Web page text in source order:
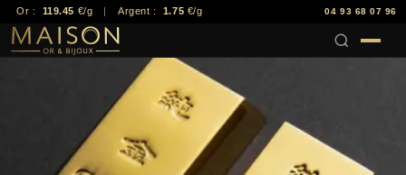
Or : 119.45 €/g | Argent : 1.75 €/g 04 93 68 07 96